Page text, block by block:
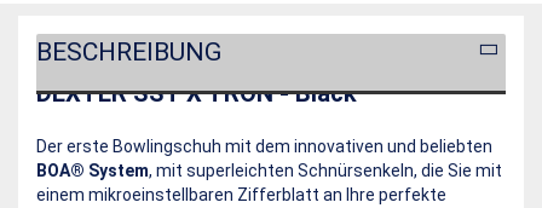
BESCHREIBUNG
DEXTER SST X TRON - Black
Der erste Bowlingschuh mit dem innovativen und beliebten
BOA® System, mit superleichten Schnürsenkeln, die Sie mit
einem mikroeinstellbaren Zifferblatt an Ihre perfekte